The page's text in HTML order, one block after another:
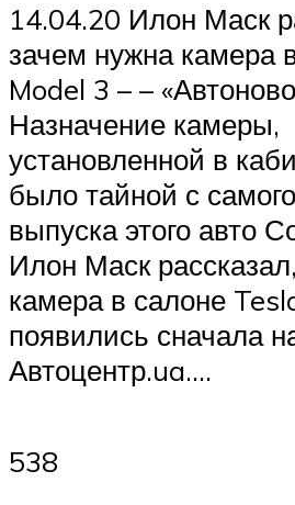
14.04.20 Илон Маск
зачем нужна камера
Model 3 – –
Назначение камеры,
установленной в
было тайной с
выпуска этого авто
Илон Маск
камера в салоне
появились сначала
Автоцентр.ua….
538